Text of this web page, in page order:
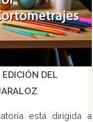
DEL
está dirigida a